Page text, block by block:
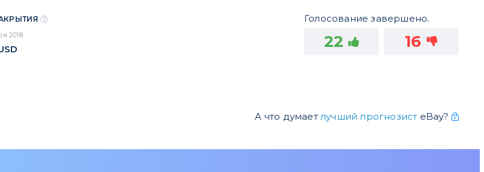
2018
Голосование завершено.
22 16
А что думает лучший прогнозист eBay?